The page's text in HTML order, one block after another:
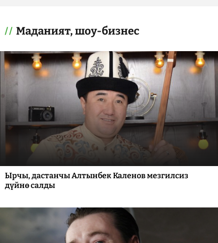
Маданият, шоу-бизнес
Ырчы, дастанчы Алтынбек Каленов мезгилсиз
дүйнө салды